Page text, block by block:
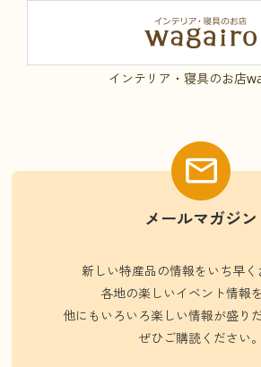
インテリア・寝具のお店
メールマガジン
新しい特産品の情報をいち早く
各地の楽しいイベント情報を
他にもいろいろ楽しい情報が盛り
ぜひご購読ください。